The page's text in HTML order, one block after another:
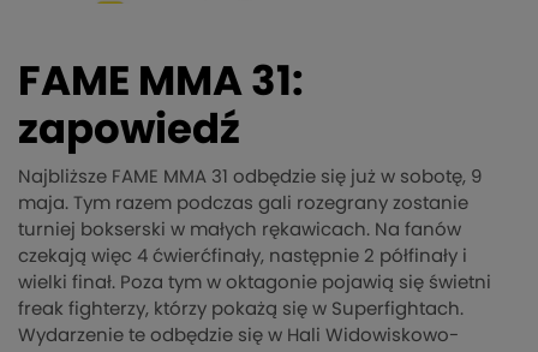
FAME MMA 31:
zapowiedź
Najbliższe FAME MMA 31 odbędzie się już w sobotę, 9
maja. Tym razem podczas gali rozegrany zostanie
turniej bokserski w małych rękawicach. Na fanów
czekają więc 4 ćwierćfinały, następnie 2 półfinały i
wielki finał. Poza tym w oktagonie pojawią się świetni
freak fighterzy, którzy pokażą się w Superfightach.
Wydarzenie te odbędzie się w Hali Widowiskowo-